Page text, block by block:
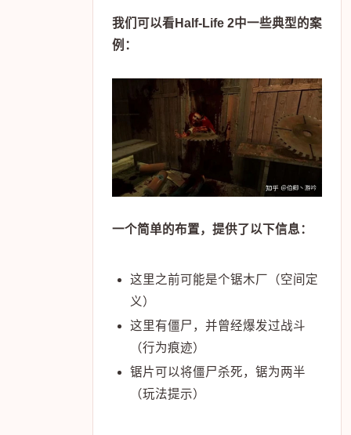
我们可以看Half-Life 2中一些典型的案
例：
一个简单的布置，提供了以下信息：
这里之前可能是个锯木厂（空间定
义）
这里有僵尸，并曾经爆发过战斗
（行为痕迹）
锯片可以将僵尸杀死，锯为两半
（玩法提示）